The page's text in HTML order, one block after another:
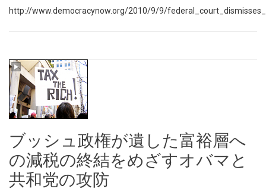
http://www.democracynow.org/2010/9/9/
ブッシュ政権が遺した富裕層へ
の減税の終結をめざすオバマと
共和党の攻防